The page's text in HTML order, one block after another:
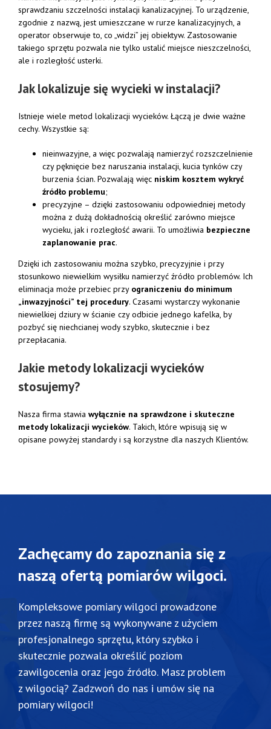
sprawdzaniu szczelności instalacji kanalizacyjnej. To urządzenie,
zgodnie z nazwą, jest umieszczane w rurze kanalizacyjnych, a
operator obserwuje to, co „widzi” jej obiektyw. Zastosowanie
takiego sprzętu pozwala nie tylko ustalić miejsce nieszczelności,
ale i rozległość usterki.
Jak lokalizuje się wycieki w instalacji?
Istnieje wiele metod lokalizacji wycieków. Łączą je dwie ważne
cechy. Wszystkie są:
nieinwazyjne, a więc pozwalają namierzyć rozszczelnienie
czy pęknięcie bez naruszania instalacji, kucia tynków czy
burzenia ścian. Pozwalają więc niskim kosztem wykryć
źródło problemu;
precyzyjne – dzięki zastosowaniu odpowiedniej metody
można z dużą dokładnością określić zarówno miejsce
wycieku, jak i rozległość awarii. To umożliwia bezpieczne
zaplanowanie prac.
Dzięki ich zastosowaniu można szybko, precyzyjnie i przy
stosunkowo niewielkim wysiłku namierzyć źródło problemów. Ich
eliminacja może przebiec przy ograniczeniu do minimum
„inwazyjności” tej procedury. Czasami wystarczy wykonanie
niewielkiej dziury w ścianie czy odbicie jednego kafelka, by
pozbyć się niechcianej wody szybko, skutecznie i bez
przepłacania.
Jakie metody lokalizacji wycieków
stosujemy?
Nasza firma stawia wyłącznie na sprawdzone i skuteczne
metody lokalizacji wycieków. Takich, które wpisują się w
opisane powyżej standardy i są korzystne dla naszych Klientów.
Zachęcamy do zapoznania się z
naszą ofertą pomiarów wilgoci.
Kompleksowe pomiary wilgoci prowadzone
przez naszą firmę są wykonywane z użyciem
profesjonalnego sprzętu, który szybko i
skutecznie pozwala określić poziom
zawilgocenia oraz jego źródło. Masz problem
z wilgocią? Zadzwoń do nas i umów się na
pomiary wilgoci!